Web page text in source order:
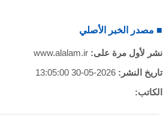
■ مصدر الخبر الأصلي
نشر لأول مرة على: www.alalam.ir
تاريخ النشر: 2026-05-30 13:05:00
الكاتب: